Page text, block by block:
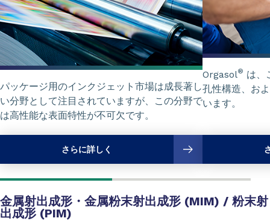
パッケージ用のインクジェット市場は成長著し
い分野として注目されていますが、この分野で
は高性能な表面特性が不可欠です。
さらに詳しく
Orgasol® は、
孔性構造、お
います。
金属射出成形・金属粉末射出成形 (MIM) / 粉末射
出成形 (PIM)